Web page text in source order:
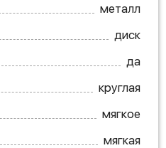
металл
диск
да
круглая
мягкое
мягкая